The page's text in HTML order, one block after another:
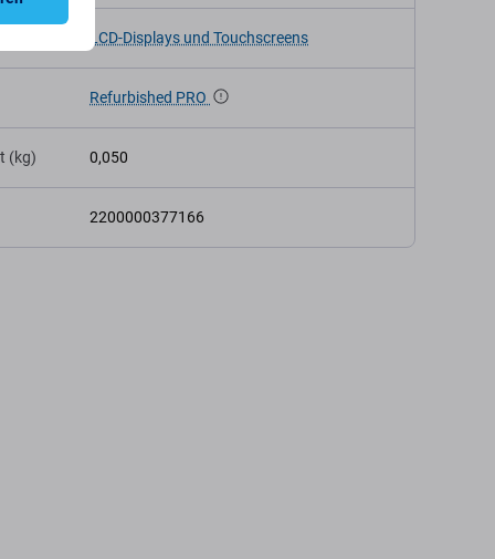
LCD-Displays und Touchscreens
Refurbished PRO
(kg) 0,050
2200000377166